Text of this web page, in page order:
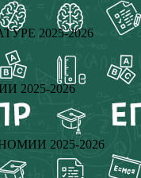
2025-2026
2025-2026
2025-2026